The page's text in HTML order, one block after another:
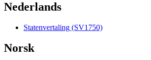
Nederlands
Statenvertaling (SV1750)
Norsk